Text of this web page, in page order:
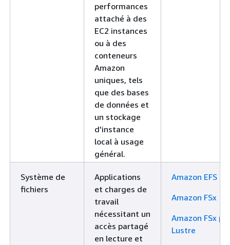
performances
attaché à des
EC2 instances
ou à des
conteneurs
Amazon
uniques, tels
que des bases
de données et
un stockage
d'instance
local à usage
général.
Système de
fichiers
Applications
et charges de
travail
nécessitant un
accès partagé
en lecture et
Amazon EFS
Amazon FSx
Amazon FSx
Lustre